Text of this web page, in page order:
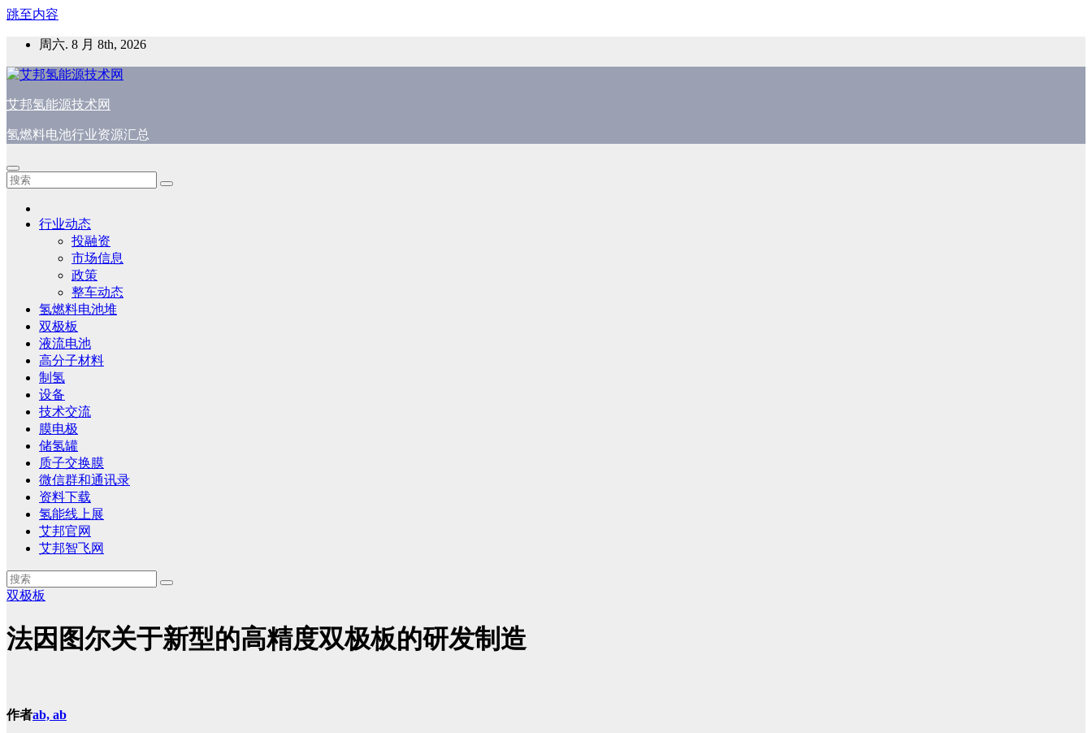
跳至内容
周六. 8 月 8th, 2026
艾邦氢能源技术网
氢燃料电池行业资源汇总
行业动态
投融资
市场信息
政策
整车动态
氢燃料电池堆
双极板
液流电池
高分子材料
制氢
设备
技术交流
膜电极
储氢罐
质子交换膜
微信群和通讯录
资料下载
氢能线上展
艾邦官网
艾邦智飞网
双极板
法因图尔关于新型的高精度双极板的研发制造
作者ab, ab